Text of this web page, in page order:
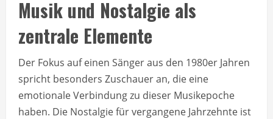
Musik und Nostalgie als
zentrale Elemente
Der Fokus auf einen Sänger aus den 1980er Jahren
spricht besonders Zuschauer an, die eine
emotionale Verbindung zu dieser Musikepoche
haben. Die Nostalgie für vergangene Jahrzehnte ist